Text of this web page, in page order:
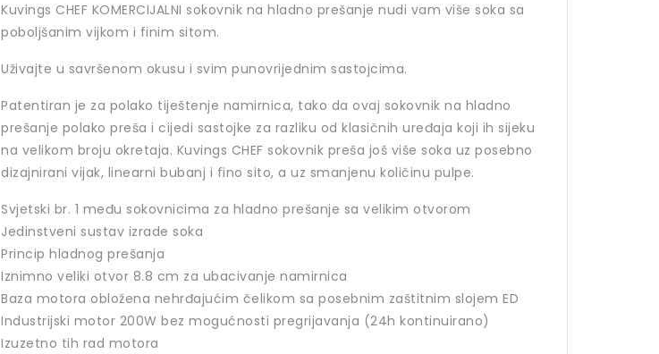
Kuvings CHEF KOMERCIJALNI sokovnik na hladno prešanje nudi vam više soka sa
poboljšanim vijkom i finim sitom.
Uživajte u savršenom okusu i svim punovrijednim sastojcima.
Patentiran je za polako tiještenje namirnica, tako da ovaj sokovnik na hladno
prešanje polako preša i cijedi sastojke za razliku od klasičnih uređaja koji ih sijeku
na velikom broju okretaja. Kuvings CHEF sokovnik preša još više soka uz posebno
dizajnirani vijak, linearni bubanj i fino sito, a uz smanjenu količinu pulpe.
Svjetski br. 1 među sokovnicima za hladno prešanje sa velikim otvorom
Jedinstveni sustav izrade soka
Princip hladnog prešanja
Iznimno veliki otvor 8.8 cm za ubacivanje namirnica
Baza motora obložena nehrđajućim čelikom sa posebnim zaštitnim slojem ED
Industrijski motor 200W bez mogućnosti pregrijavanja (24h kontinuirano)
Izuzetno tih rad motora